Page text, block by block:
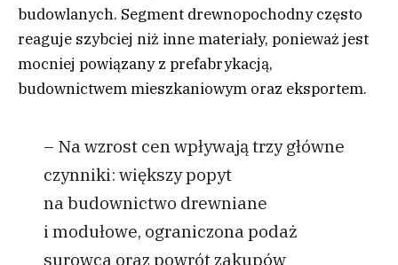
budowlanych. Segment drewnopochodny często
reaguje szybciej niż inne materiały, ponieważ jest
mocniej powiązany z prefabrykacją,
budownictwem mieszkaniowym oraz eksportem.
– Na wzrost cen wpływają trzy główne
czynniki: większy popyt
na budownictwo drewniane
i modułowe, ograniczona podaż
surowca oraz powrót zakupów